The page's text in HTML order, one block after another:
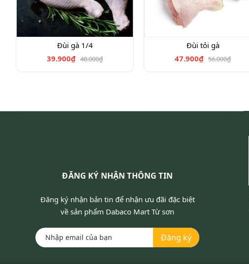
Đùi gà 1/4
39.900₫ 48.000₫
Đùi tỏi gà
47.900₫ 56.000₫
ĐĂNG KÝ NHẬN THÔNG TIN
Đăng ký nhận bản tin để nhận ưu đãi đặc biệt
về sản phẩm Dabaco Mart Từ sơn
Đăng ký